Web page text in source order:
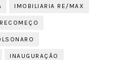
IMOBILIARIA RE/MAX
INAUGURAÇÃO